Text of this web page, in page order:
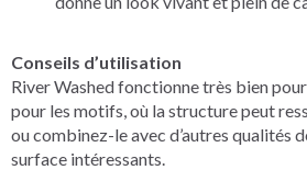
Conseils d’utilisation
River Washed fonctionne très bien
pour les motifs, où la structure peut
ou combinez-le avec d’autres qualités
surface intéressants.